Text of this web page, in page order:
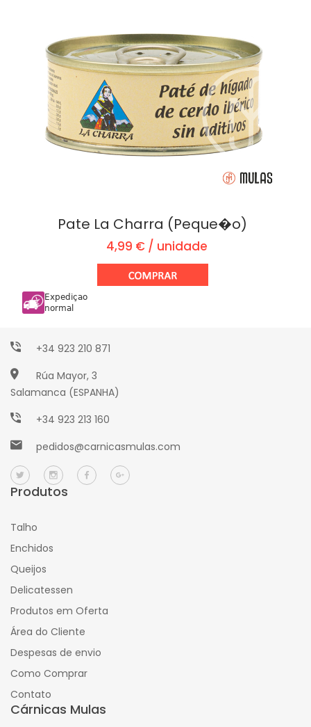
Pate La Charra (Peque�o)
4,99 € / unidade
Expediçao
normal
Paseo Torres Villarroel, 2
Salamanca (ESPANHA)
Avda. Mirat, 15
+34 923 210 871
Rúa Mayor, 3
Salamanca (ESPANHA)
+34 923 213 160
pedidos@carnicasmulas.com
Produtos
Talho
Enchidos
Queijos
Delicatessen
Produtos em Oferta
Área do Cliente
Despesas de envio
Como Comprar
Contato
Cárnicas Mulas